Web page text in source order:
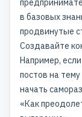
в базовых
продвинутые
Создавайте
Например,
постов на тему
начать
«Как